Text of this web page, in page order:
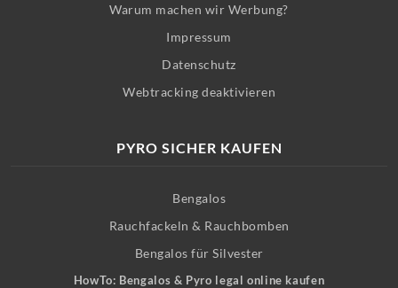
Warum machen wir Werbung?
Impressum
Datenschutz
Webtracking deaktivieren
PYRO SICHER KAUFEN
Bengalos
Rauchfackeln & Rauchbomben
Bengalos für Silvester
HowTo: Bengalos & Pyro legal online kaufen